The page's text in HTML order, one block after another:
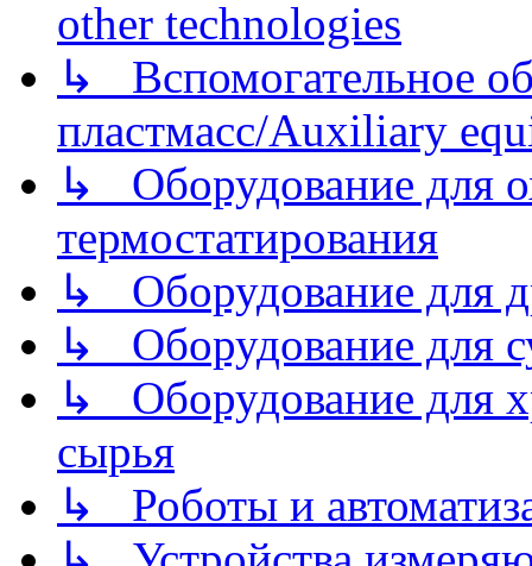
other technologies
↳ Вспомогательное
пластмасс/Auxiliary
↳ Оборудование для
термостатирования
↳ Оборудование для
↳ Оборудование для
↳ Оборудование для
сырья
↳ Роботы и